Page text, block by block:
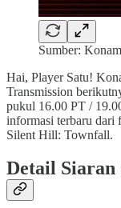
Sumber:
Hai, Player Satu!
Transmission
pukul 16.00 PT /
informasi terbaru dari
Silent Hill: Townfall.
Detail